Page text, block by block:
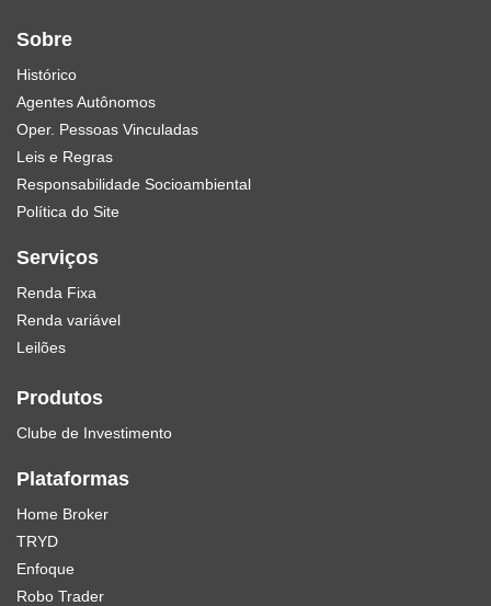
Sobre
Histórico
Agentes Autônomos
Oper. Pessoas Vinculadas
Leis e Regras
Responsabilidade Socioambiental
Política do Site
Serviços
Renda Fixa
Renda variável
Leilões
Produtos
Clube de Investimento
Plataformas
Home Broker
TRYD
Enfoque
Robo Trader